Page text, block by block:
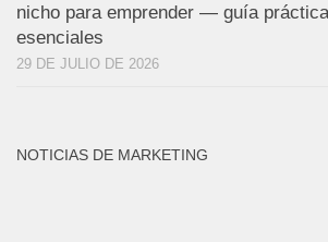
nicho para emprender — guía
esenciales
29 DE JULIO DE 2026
NOTICIAS DE MARKETING